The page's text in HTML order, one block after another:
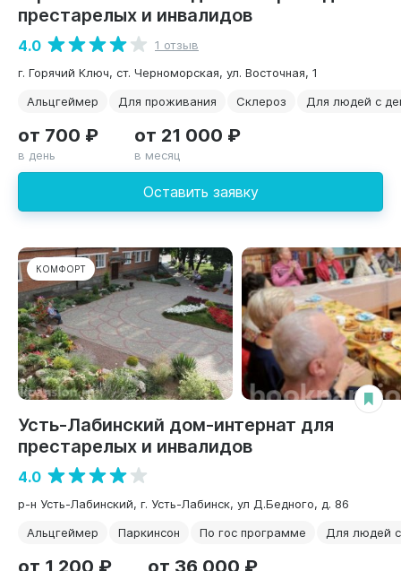
престарелых и инвалидов
4.0
1 отзыв
г. Горячий Ключ, ст. Черноморская, ул. Восточная, 1
Альцгеймер
Для проживания Склероз Для людей с
Оставить заявку
от 700 ₽
в день
от 21 000 ₽
в месяц
КОМФОРТ
Усть-Лабинский дом-интернат для
престарелых и инвалидов
4.0
р-н Усть-Лабинский, г. Усть-Лабинск, ул Д.Бедного, д. 86
Альцгеймер
Паркинсон По гос программе Для людей
от 1 200 ₽ от 36 000 ₽